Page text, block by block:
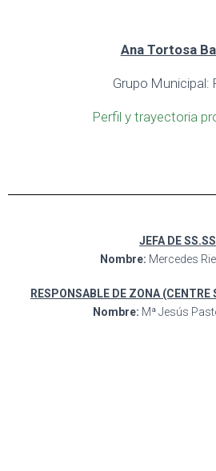
Ana Tortosa
Grupo Municipal:
Perfil y trayectoria
JEFA DE
Nombre: Mercedes
RESPONSABLE DE ZONA
Nombre: Mª Jesús